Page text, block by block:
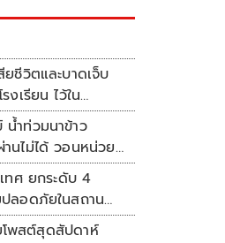
ชีวิตและบาดเจ็บ
งเรียน ไว้ใน
ห์
น้ำท่วมนาข้าว
นไม่ได้ วอนหน่วย
ทศ ยกระดับ 4
ลอดภัยในสถาน
โพสต์สุดสัปดาห์